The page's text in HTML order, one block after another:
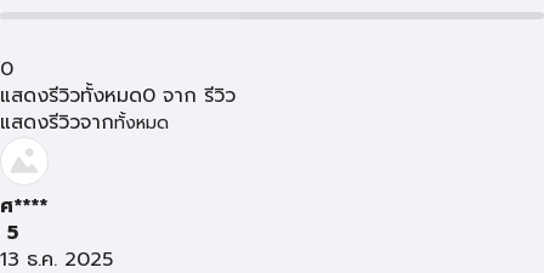
0
แสดงรีวิวทั้งหมด0 จาก รีวิว
แสดงรีวิวจากทั้งหมด
ศ****
5
13 ธ.ค. 2025